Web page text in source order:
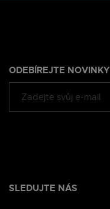
ODEBÍREJTE NOVINKY
SLEDUJTE NÁS